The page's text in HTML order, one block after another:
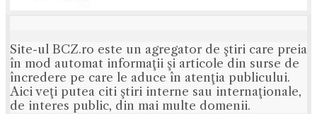
Site-ul BCZ.ro este un agregator de ştiri care preia
în mod automat informaţii şi articole din surse de
încredere pe care le aduce în atenţia publicului.
Aici veţi putea citi ştiri interne sau internaţionale,
de interes public, din mai multe domenii.